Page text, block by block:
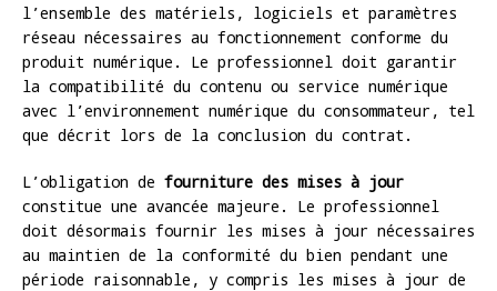
l’ensemble des matériels, logiciels et paramètres
réseau nécessaires au fonctionnement conforme du
produit numérique. Le professionnel doit garantir
la compatibilité du contenu ou service numérique
avec l’environnement numérique du consommateur, tel
que décrit lors de la conclusion du contrat.
L’obligation de fourniture des mises à jour
constitue une avancée majeure. Le professionnel
doit désormais fournir les mises à jour nécessaires
au maintien de la conformité du bien pendant une
période raisonnable, y compris les mises à jour de